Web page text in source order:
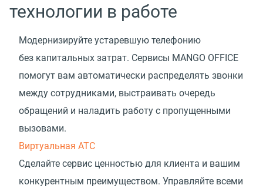
технологии в работе
Модернизируйте устаревшую телефонию
без капитальных затрат. Сервисы MANGO OFFICE
помогут вам автоматически распределять звонки
между сотрудниками, выстраивать очередь
обращений и наладить работу с пропущенными
вызовами.
Виртуальная АТС
Сделайте сервис ценностью для клиента и вашим
конкурентным преимуществом. Управляйте всеми